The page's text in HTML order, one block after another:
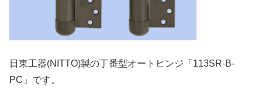
日東工器(NITTO)製の丁番型オートヒンジ「113SR-B-
PC」です。